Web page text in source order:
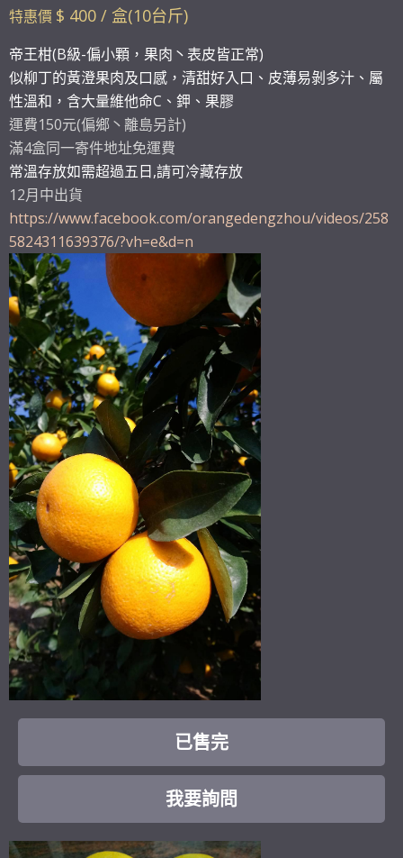
特惠價 $ 400 / 盒(10台斤)
帝王柑(B級-偏小顆，果肉丶表皮皆正常)
似柳丁的黃澄果肉及口感，清甜好入口、皮薄易剝多汁、屬
性溫和，含大量維他命C、鉀、果膠
運費150元(偏鄉丶離島另計)
滿4盒同一寄件地址免運費
常溫存放如需超過五日,請可冷藏存放
12月中出貨
https://www.facebook.com/orangedengzhou/videos/258
5824311639376/?vh=e&d=n
已售完
我要詢問